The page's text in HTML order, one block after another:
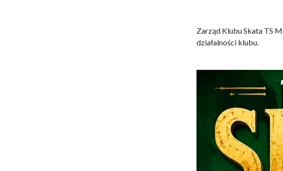
Zarząd Klubu Skata TS
działalności klubu.